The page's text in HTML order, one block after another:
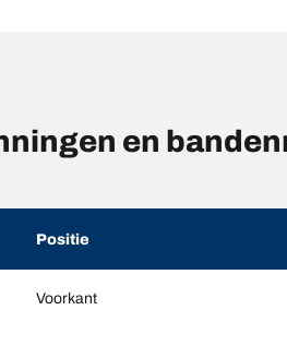
en
Positie
Voorkant